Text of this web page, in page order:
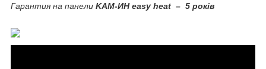
Гарантия на панели KAM-ИНeasy heat – 5 років